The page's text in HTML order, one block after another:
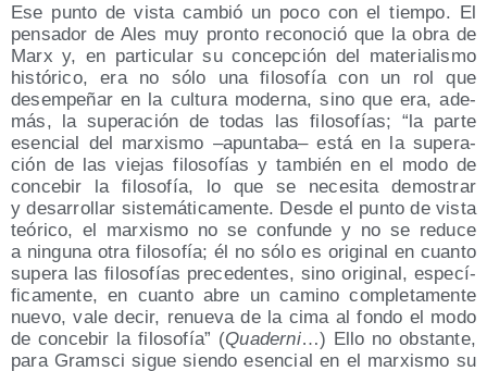
Ese pun­to de vis­ta cam­bió un poco con el tiem­po. El
pen­sa­dor de Ales muy pron­to reco­no­ció que la obra de
Marx y, en par­ti­cu­lar su con­cep­ción del mate­ria­lis­mo
his­tó­ri­co, era no sólo una filo­so­fía con un rol que
desem­pe­ñar en la cul­tu­ra moder­na, sino que era, ade­
más, la supera­ción de todas las filo­so­fías; “la par­te
esen­cial del mar­xis­mo –apun­ta­ba– está en la supera­
ción de las vie­jas filo­so­fías y tam­bién en el modo de
con­ce­bir la filo­so­fía, lo que se nece­si­ta demos­trar
y desa­rro­llar sis­te­má­ti­ca­men­te. Des­de el pun­to de vis­ta
teó­ri­co, el mar­xis­mo no se con­fun­de y no se redu­ce
a nin­gu­na otra filo­so­fía; él no sólo es ori­gi­nal en cuan­to
supera las filo­so­fías pre­ce­den­tes, sino ori­gi­nal, espe­cí­
fi­ca­men­te, en cuan­to abre un camino com­ple­ta­men­te
nue­vo, vale decir, renue­va de la cima al fon­do el modo
de con­ce­bir la filo­so­fía” (Qua­der­ni…) Ello no obs­tan­te,
para Grams­ci sigue sien­do esen­cial en el mar­xis­mo su